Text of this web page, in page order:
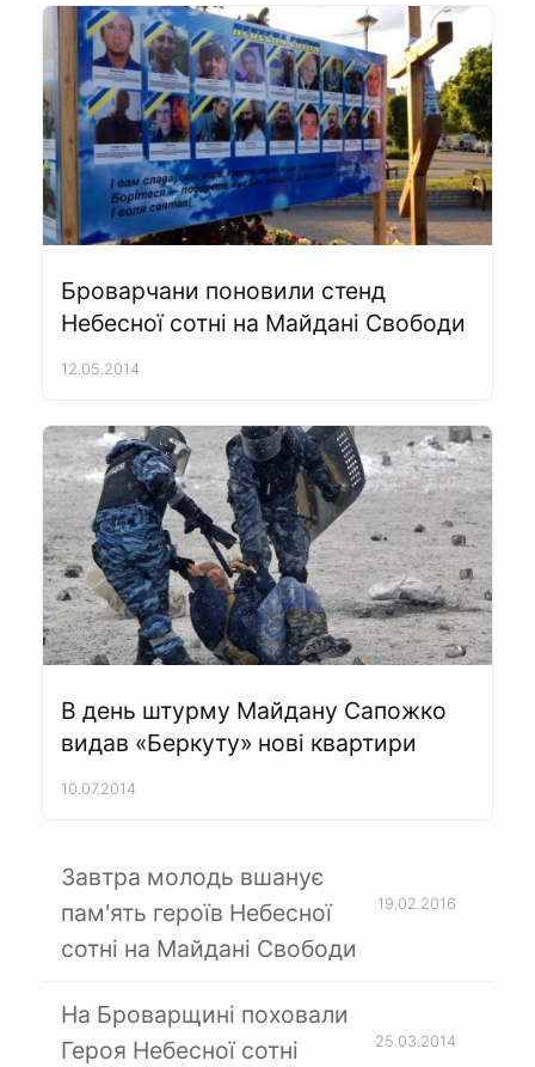
Броварчани поновили стенд
Небесної сотні на Майдані Свободи
12.05.2014
В день штурму Майдану Сапожко
видав «Беркуту» нові квартири
10.07.2014
Завтра молодь вшанує
пам'ять героїв Небесної
сотні на Майдані Свободи
19.02.2016
На Броварщині поховали
Героя Небесної сотні
25.03.2014